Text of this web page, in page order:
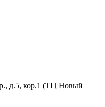
д.5, кор.1 (ТЦ Новый